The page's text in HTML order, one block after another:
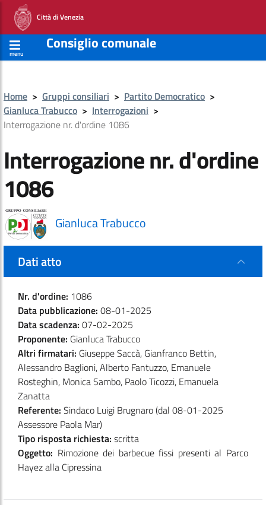
Città di Venezia
menu
Consiglio comunale
Home > Gruppi consiliari > Partito Democratico >
Gianluca Trabucco > Interrogazioni >
Interrogazione nr. d'ordine 1086
Interrogazione nr. d'ordine
1086
Gianluca Trabucco
Dati atto
Nr. d'ordine: 1086
Data pubblicazione: 08-01-2025
Data scadenza: 07-02-2025
Proponente: Gianluca Trabucco
Altri firmatari: Giuseppe Saccà, Gianfranco Bettin,
Alessandro Baglioni, Alberto Fantuzzo, Emanuele
Rosteghin, Monica Sambo, Paolo Ticozzi, Emanuela
Zanatta
Referente: Sindaco Luigi Brugnaro (dal 08-01-2025
Assessore Paola Mar)
Tipo risposta richiesta: scritta
Oggetto: Rimozione dei barbecue fissi presenti al Parco
Hayez alla Cipressina